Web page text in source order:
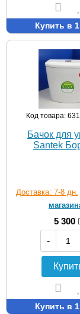
Купить в
Код товара:
Бачок для
Santek
Доставка: 7-8 дн.
5 300
-
Купить в